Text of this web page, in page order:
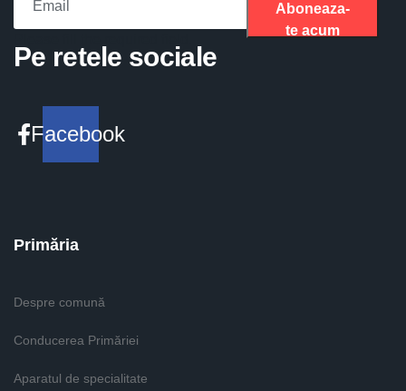
Aboneaza-
te acum
Pe retele sociale
Facebook
Primăria
Despre comună
Conducerea Primăriei
Aparatul de specialitate